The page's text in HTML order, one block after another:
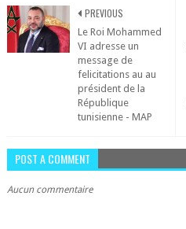
PREVIOUS
Le Roi Mohammed
VI adresse un
message de
felicitations au au
président de la
République
tunisienne - MAP
POST A COMMENT
Aucun commentaire